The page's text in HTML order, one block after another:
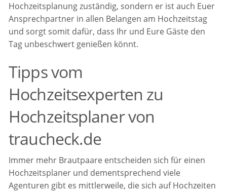
Hochzeitsplanung zuständig, sondern er ist auch Euer
Ansprechpartner in allen Belangen am Hochzeitstag
und sorgt somit dafür, dass Ihr und Eure Gäste den
Tag unbeschwert genießen könnt.
Tipps vom
Hochzeitsexperten zu
Hochzeitsplaner von
traucheck.de
Immer mehr Brautpaare entscheiden sich für einen
Hochzeitsplaner und dementsprechend viele
Agenturen gibt es mittlerweile, die sich auf Hochzeiten